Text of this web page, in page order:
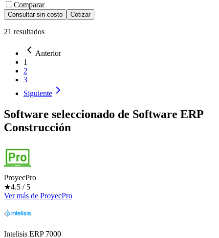
Comparar
Consultar sin costo Cotizar
21 resultados
Anterior
1
2
3
Siguiente
Software seleccionado de Software ERP
Construcción
ProyecPro
★4.5 / 5
Ver más de ProyecPro
Intelisis ERP 7000